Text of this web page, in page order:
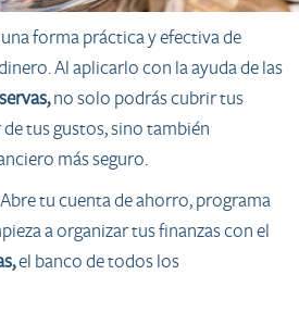
forma práctica y efectiva de
Al aplicarlo con la ayuda de las
no solo podrás cubrir tus
tus gustos, sino también
más seguro.
tu cuenta de ahorro, programa
a organizar tus finanzas con el
el banco de todos los